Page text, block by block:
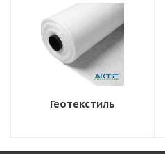
Геотекстиль